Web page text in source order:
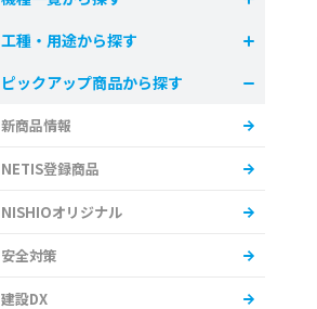
工種・用途から探す
ピックアップ商品から探す
新商品情報
NETIS登録商品
NISHIOオリジナル
安全対策
建設DX